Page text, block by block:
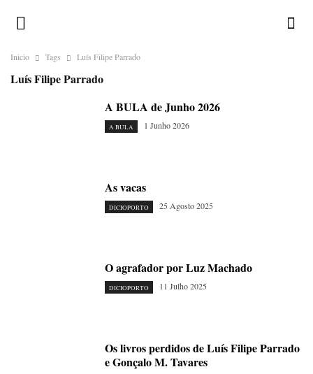
Inicio Tags Luís Filipe Parrado
Luís Filipe Parrado
A BULA de Junho 2026
A BULA 1 Junho 2026
As vacas
DICIOPORTO 25 Agosto 2025
O agrafador por Luz Machado
DICIOPORTO 11 Julho 2025
Os livros perdidos de Luís Filipe Parrado
e Gonçalo M. Tavares